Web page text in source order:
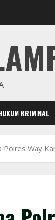
KRIMINAL
Polres Way